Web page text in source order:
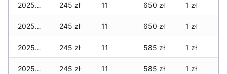
2025-04-06 245 zł 11 650 zł 1 zł
2025-04-05 245 zł 11 650 zł 1 zł
2025-04-04 245 zł 11 585 zł 1 zł
2025-04-03 245 zł 11 585 zł 1 zł